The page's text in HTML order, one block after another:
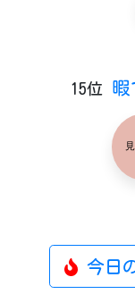
15位 暇
今日